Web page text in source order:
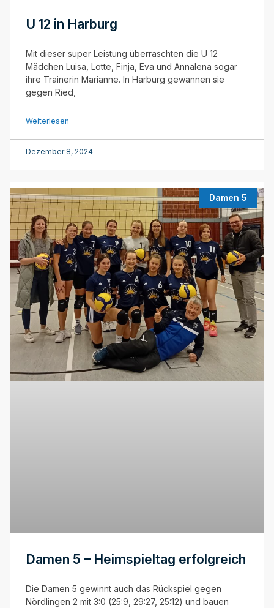
U 12 in Harburg
Mit dieser super Leistung überraschten die U 12
Mädchen Luisa, Lotte, Finja, Eva und Annalena sogar
ihre Trainerin Marianne. In Harburg gewannen sie
gegen Ried,
Weiterlesen
Dezember 8, 2024
Damen 5
Damen 5 – Heimspieltag erfolgreich
Die Damen 5 gewinnt auch das Rückspiel gegen
Nördlingen 2 mit 3:0 (25:9, 29:27, 25:12) und bauen